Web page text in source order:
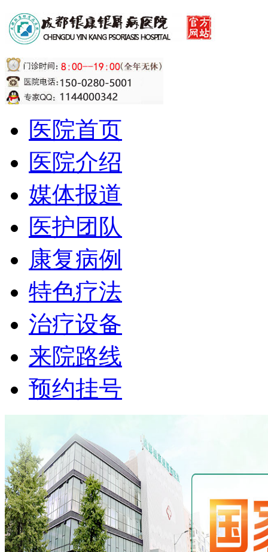
医院首页
医院介绍
媒体报道
医护团队
康复病例
特色疗法
治疗设备
来院路线
预约挂号